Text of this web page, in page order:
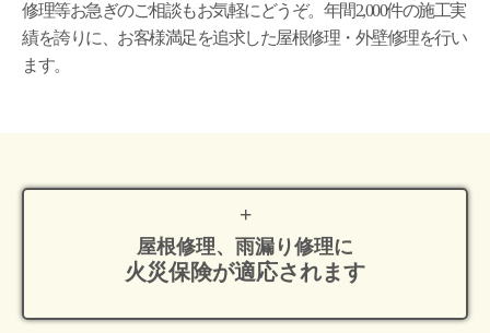
修理等お急ぎのご相談もお気軽にどうぞ。年間2,000件の施工実
績を誇りに、お客様満足を追求した屋根修理・外壁修理を行い
ます。
屋根修理、雨漏り修理に
火災保険が適応されます